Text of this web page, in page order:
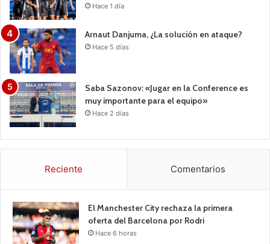
Hace 1 día
Arnaut Danjuma, ¿La solución en ataque?
Hace 5 días
Saba Sazonov: «Jugar en la Conference es
muy importante para el equipo»
Hace 2 días
Reciente Comentarios
El Manchester City rechaza la primera
oferta del Barcelona por Rodri
Hace 6 horas